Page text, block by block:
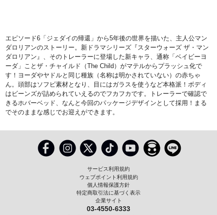
エピソード6「ジェダイの帰還」から5年後の世界を描いた、主人公マン
ダロリアンのストーリー。新ドラマシリーズ『スターウォーズ ザ・マン
ダロリアン』、そのトレーラーに登場した新キャラ、通称「ベイビーヨ
ーダ」ことザ・チャイルド（The Child）がマテルからプラッシュ化で
す！ヨーダやヤドルと同じ種族（名称は明かされていない）の赤ちゃ
ん。頭部はソフビ素材となり、目にはガラスを使うなど本格派！ボディ
はビーンズが詰められていえるのでフカフカです。トレーラーで確認で
きるホバーベッド、なんと今回のパッケージデザインとして採用！まる
でそのままな感じでお迎えができます。
サービス利用規約
ウェブポイント利用規約
個人情報保護方針
特定商取引法に基づく表示
企業サイト
03-4550-6333